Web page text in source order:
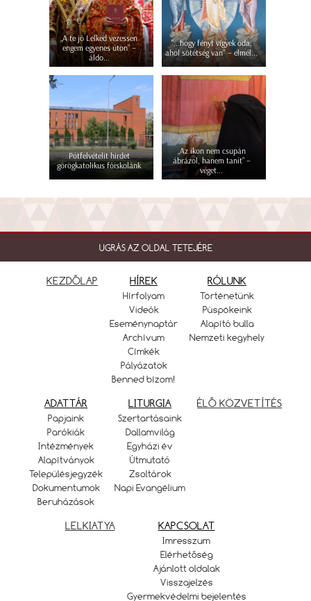
„A te jó Lelked vezessen
engem egyenes úton” –
áldo...
"...hogy fényt vigyek oda,
ahol sötétség van" – elmél...
Pótfelvételit hirdet
görögkatolikus főiskolánk
„Az ikon nem csupán
ábrázol, hanem tanít” –
véget...
UGRÁS AZ OLDAL TETEJÉRE
KEZDŐLAP HÍREK
Hírfolyam
Videók
Eseménynaptár
Archívum
Címkék
Pályázatok
Benned bízom!
RÓLUNK
Történetünk
Püspökeink
Alapító bulla
Nemzeti kegyhely
ADATTÁR
Papjaink
Parókiák
Intézmények
Alapítványok
Településjegyzék
Dokumentumok
Beruházások
LITURGIA
Szertartásaink
Dallamvilág
Egyházi év
Útmutató
Zsoltárok
Napi Evangélium
ÉLŐ KÖZVETÍTÉS
LELKIATYA KAPCSOLAT
Imresszum
Elérhetőség
Ajánlott oldalak
Visszajelzés
Gyermekvédelmi bejelentés